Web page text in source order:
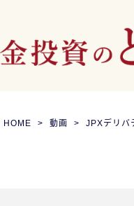
HOME 動画 JPXデリバ